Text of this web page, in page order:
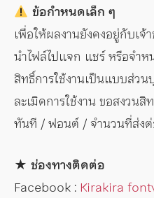
ข้อกำหนดเล็ก ๆ
เพื่อให้ผลงานยังคงอยู่กับเ
นำไฟล์ไปแจก แชร์ หรือจำ
สิทธิ์การใช้งานเป็นแบบส่ว
ละเมิดการใช้งาน ขอสงวน
ทันที / ฟอนต์ / จำนวนที่ส่ง
★ ช่องทางติดต่อ
Facebook : Kirakira